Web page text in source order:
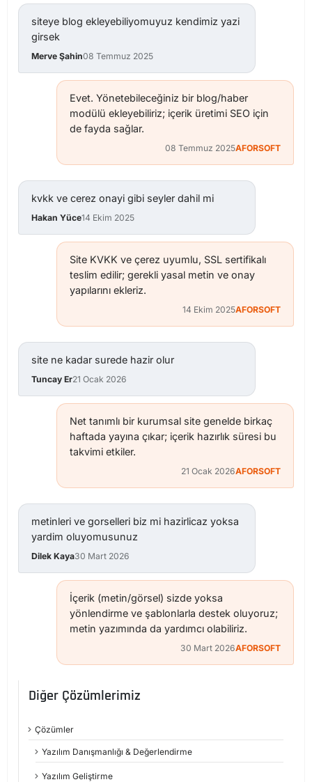
siteye blog ekleyebiliyomuyuz kendimiz yazi
girsek
Merve Şahin08 Temmuz 2025
Evet. Yönetebileceğiniz bir blog/haber
modülü ekleyebiliriz; içerik üretimi SEO için
de fayda sağlar.
08 Temmuz 2025AFORSOFT
kvkk ve cerez onayi gibi seyler dahil mi
Hakan Yüce14 Ekim 2025
Site KVKK ve çerez uyumlu, SSL sertifikalı
teslim edilir; gerekli yasal metin ve onay
yapılarını ekleriz.
14 Ekim 2025AFORSOFT
site ne kadar surede hazir olur
Tuncay Er21 Ocak 2026
Net tanımlı bir kurumsal site genelde birkaç
haftada yayına çıkar; içerik hazırlık süresi bu
takvimi etkiler.
21 Ocak 2026AFORSOFT
metinleri ve gorselleri biz mi hazirlicaz yoksa
yardim oluyomusunuz
Dilek Kaya30 Mart 2026
İçerik (metin/görsel) sizde yoksa
yönlendirme ve şablonlarla destek oluyoruz;
metin yazımında da yardımcı olabiliriz.
30 Mart 2026AFORSOFT
Diğer Çözümlerimiz
Çözümler
Yazılım Danışmanlığı & Değerlendirme
Yazılım Geliştirme